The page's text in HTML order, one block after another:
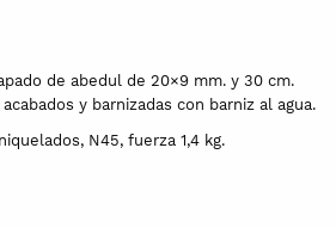
de abedul de 20×9 mm. y 30 cm.
y barnizadas con barniz al agua.
N45, fuerza 1,4 kg.